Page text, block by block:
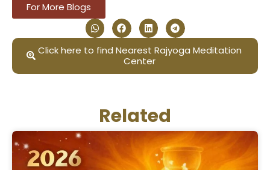
For More Blogs
Click here to find Nearest Rajyoga Meditation
Center
Related